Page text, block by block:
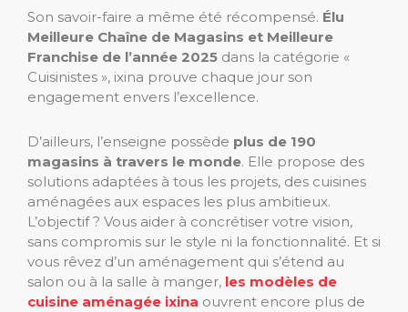
Son savoir-faire a même été récompensé. Élu
Meilleure Chaîne de Magasins et Meilleure
Franchise de l’année 2025 dans la catégorie «
Cuisinistes », ixina prouve chaque jour son
engagement envers l’excellence.
D’ailleurs, l’enseigne possède plus de 190
magasins à travers le monde. Elle propose des
solutions adaptées à tous les projets, des cuisines
aménagées aux espaces les plus ambitieux.
L’objectif ? Vous aider à concrétiser votre vision,
sans compromis sur le style ni la fonctionnalité. Et si
vous rêvez d’un aménagement qui s’étend au
salon ou à la salle à manger, les modèles de
cuisine aménagée ixina ouvrent encore plus de